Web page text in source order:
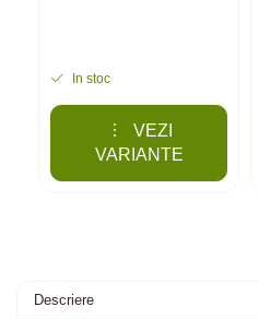
In stoc
VEZI
VARIANTE
Descriere